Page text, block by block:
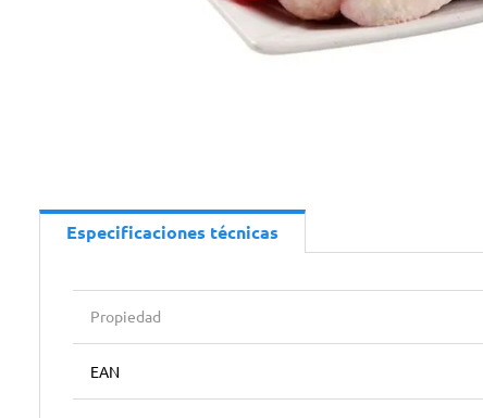
Especificaciones técnicas
Propiedad
EAN